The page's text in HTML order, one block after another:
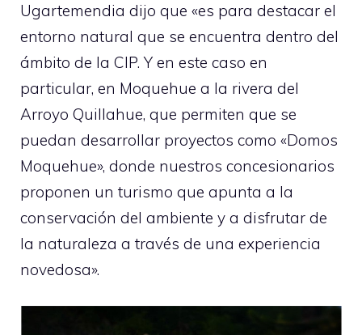
Ugartemendia dijo que «es para destacar el
entorno natural que se encuentra dentro del
ámbito de la CIP. Y en este caso en
particular, en Moquehue a la rivera del
Arroyo Quillahue, que permiten que se
puedan desarrollar proyectos como «Domos
Moquehue», donde nuestros concesionarios
proponen un turismo que apunta a la
conservación del ambiente y a disfrutar de
la naturaleza a través de una experiencia
novedosa».